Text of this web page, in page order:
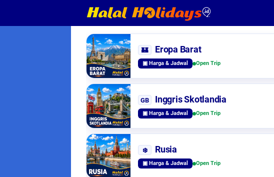
🏰 Eropa Barat
▣ Harga & Jadwal Open Trip
GB Inggris Skotlandia
▣ Harga & Jadwal Open Trip
❄️ Rusia
▣ Harga & Jadwal Open Trip